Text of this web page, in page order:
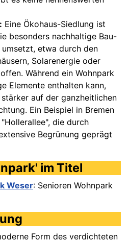
Eine Ökohaus-Siedlung ist
besonders nachhaltige Bau-
etwa durch den
Solarenergie oder
Während ein Wohnpark
Elemente enthalten kann,
auf der ganzheitlichen
Ein Beispiel in Bremen
die durch
Begrünung geprägt
im Titel
Weser: Senioren Wohnpark
Form des verdichteten